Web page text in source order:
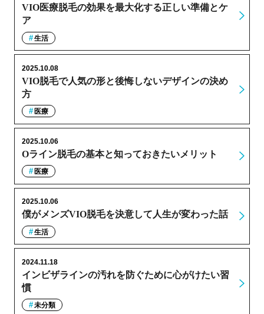
VIO医療脱毛の効果を最大化する正しい準備とケ
ア
生活
VIO脱毛で人気の形と後悔しないデザインの決め
方
2025.10.08
医療
Oライン脱毛の基本と知っておきたいメリット
2025.10.06
医療
僕がメンズVIO脱毛を決意して人生が変わった話
2025.10.06
生活
インビザラインの汚れを防ぐために心がけたい習
慣
2024.11.18
未分類